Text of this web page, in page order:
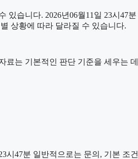
있습니다. 2026년06월11일 23시47
상황에 따라 달라질 수 있습니다.
료는 기본적인 판단 기준을 세우는
47분 일반적으로는 문의, 기본 조